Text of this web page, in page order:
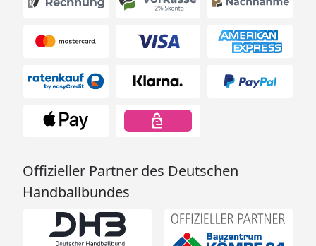
Offizieller Partner des Deutschen
Handballbundes